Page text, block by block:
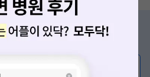
금한 점이 있나요?